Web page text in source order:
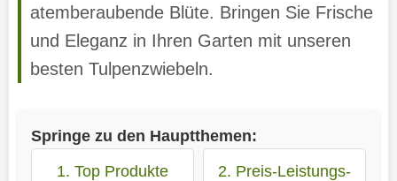
atemberaubende Blüte. Bringen Sie Frische
und Eleganz in Ihren Garten mit unseren
besten Tulpenzwiebeln.
Springe zu den Hauptthemen:
1. Top Produkte
2. Preis-Leistungs-